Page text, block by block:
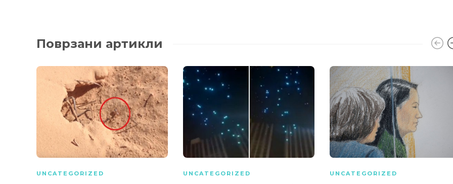
Поврзани артикли
UNCATEGORIZED UNCATEGORIZED UNCATEGORIZED